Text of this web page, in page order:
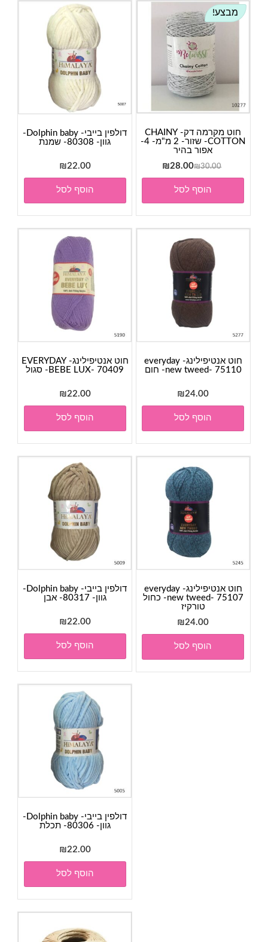
מבצע!
חוט מקרמה דק- CHAINY
COTTON- שזור- 2 מ"מ- 4-
אפור בהיר
₪30.00
המחיר
המקורי
היה:
₪30.00.
₪28.00
המחיר
הנוכחי
₪28.00.
הוסף לסל
דולפין בייבי- Dolphin baby-
גוון- 80308- שמנת
₪22.00
הוסף לסל
חוט אנטיפילינג- everyday
new tweed- 75110- חום
₪24.00
הוסף לסל
חוט אנטיפילינג- EVERYDAY
BEBE LUX- 70409- סגול
₪22.00
הוסף לסל
חוט אנטיפילינג- everyday
new tweed- 75107- כחול
טורקיז
₪24.00
הוסף לסל
דולפין בייבי- Dolphin baby-
גוון- 80317- אבן
₪22.00
הוסף לסל
דולפין בייבי- Dolphin baby-
גוון- 80306- תכלת
₪22.00
הוסף לסל